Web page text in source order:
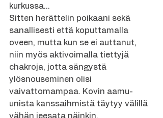
kurkussa…
Sitten herättelin poikaani sekä
sanallisesti että koputtamalla
oveen, mutta kun se ei auttanut,
niin myös aktivoimalla tiettyjä
chakroja, jotta sängystä
ylösnouseminen olisi
vaivattomampaa. Kovin aamu-
unista kanssaihmistä täytyy välillä
vähän jeesata näinkin.